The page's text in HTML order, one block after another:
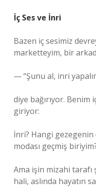
İç Ses ve İnri
Bazen iç sesimiz
marketteyim, bir
— “Şunu al, inri
diye bağırıyor. Benim
giriyor:
İnri? Hangi
modası geçmiş
Ama işin mizahi tarafı
hali, aslında hayatın